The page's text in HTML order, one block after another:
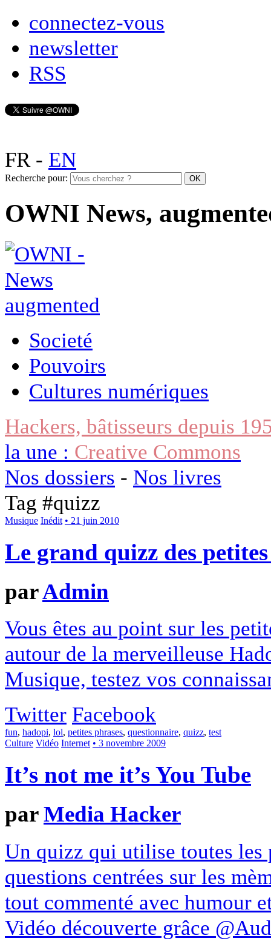
connectez-vous
newsletter
RSS
FR- EN
Recherche pour:
OWNI News,
Societé
Pouvoirs
Cultures numériques
Hackers, bâtisseurs depuis
la une : Creative Commons
Nos dossiers - Nos livres
Tag #quizz
Musique Inédit • 21 juin 2010
Le grand quizz des
parAdmin
Vous êtes au point sur les
autour de la merveilleuse
Musique, testez vos
Twitter Facebook
fun, hadopi, lol, petites phrases, questionnaire, quizz, test
Culture Vidéo Internet • 3 novembre 2009
It’s not me it’s You Tube
parMedia Hacker
Un quizz qui utilise toutes les
questions centrées sur les
tout commenté avec humour
Vidéo découverte grâce